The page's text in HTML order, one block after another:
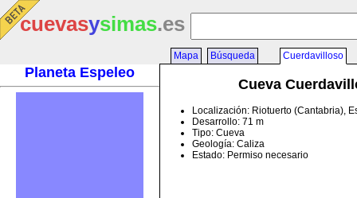
cuevasysimas.es
Planeta Espeleo
Mapa Búsqueda Cuerdavilloso
Cueva
Localización: Riotuerto (Cantabria),
Desarrollo: 71 m
Tipo: Cueva
Geología: Caliza
Estado: Permiso necesario